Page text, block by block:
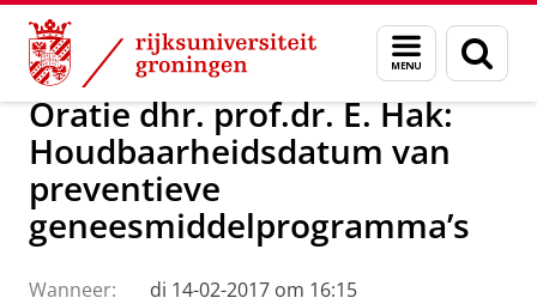
Skip
Content
Skip
Navigation
Menu
en
zoeken
Over ons Actueel Evenementen Oraties
Oratie dhr. prof.dr. E. Hak:
Houdbaarheidsdatum van
preventieve
geneesmiddelprogramma’s
Wanneer:
di 14-02-2017 om 16:15